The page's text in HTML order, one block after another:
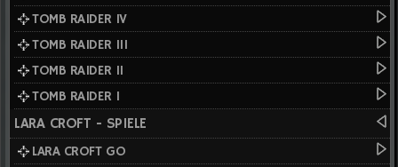
TOMB RAIDER IV
TOMB RAIDER III
TOMB RAIDER II
TOMB RAIDER I
LARA CROFT - SPIELE
LARA CROFT GO